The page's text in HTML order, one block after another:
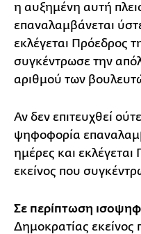
η αυξημένη αυτή
επαναλαμβάνεται
εκλέγεται Πρόεδρος
συγκέντρωσε την
αριθμού των
Αν δεν επιτευχθεί
ψηφοφορία
ημέρες και
εκείνος που
Σε περίπτωση
Δημοκρατίας